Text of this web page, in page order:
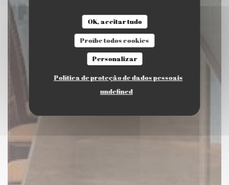
OK, aceitar tudo
Proíbe todos cookies
Personalizar
Política de proteção de dados pessoais
undefined